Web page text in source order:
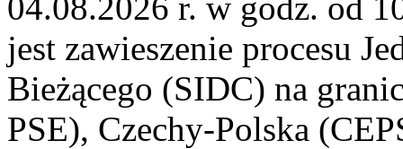
jest zawieszenie procesu
Bieżącego (SIDC) na
PSE), Czechy-Polska